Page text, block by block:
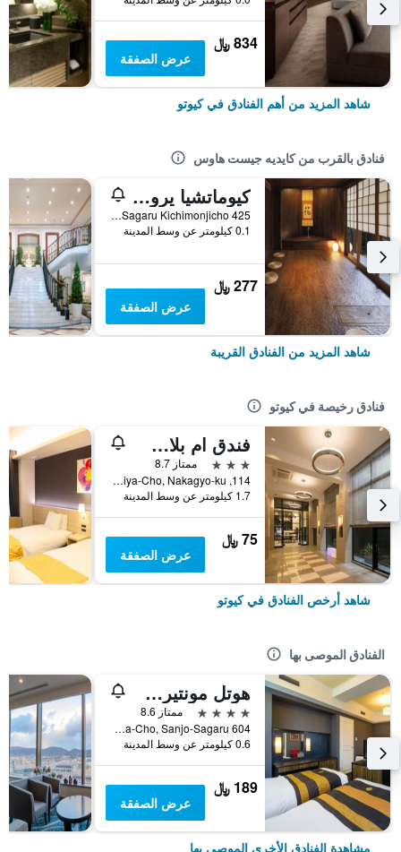
834 ﷼
عرض الصفقة
شاهد المزيد من أهم الفنادق في كيوتو
فنادق بالقرب من كايديه جيست هاوس
كيوماتشيا يروكان ساكورا أوروشيتاي
Shimogyo-ku Yanaginobanbadori Takatsuji Sagaru Kichimonjicho 425, كيوتو, اليابان
0.1 كيلومتر عن وسط المدينة
277 ﷼
عرض الصفقة
شاهد المزيد من الفنادق القريبة
فنادق رخيصة في كيوتو
فندق ام بلاس شيجاو أوميا
3 نجوم
ممتاز 8.7
114, Nishikiomiya-Cho, Nakagyo-ku, كيوتو, اليابان
1.7 كيلومتر عن وسط المدينة
75 ﷼
عرض الصفقة
شاهد أرخص الفنادق في كيوتو
الفنادق الموصى بها
هوتل مونتيري كيوتو
4 نجوم
ممتاز 8.6
604 Manjuya-Cho, Sanjo-Sagaru, كيوتو, اليابان
0.6 كيلومتر عن وسط المدينة
189 ﷼
عرض الصفقة
مشاهدة الفنادق الأخرى الموصى بها